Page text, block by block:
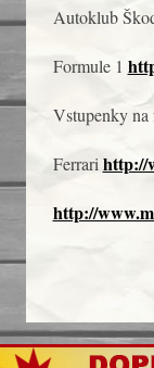
Autoklub
Formule 1
Vstupenky
Ferrarihttp://
http://